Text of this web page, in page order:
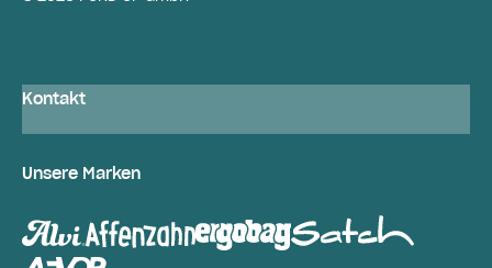
Kontakt
Unsere Marken